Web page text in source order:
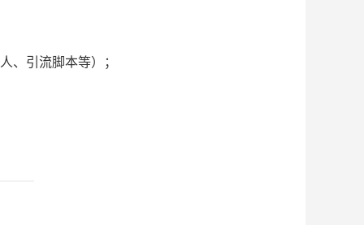
、引流脚本等）；